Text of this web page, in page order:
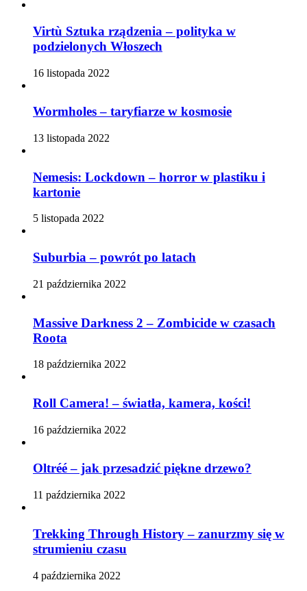
Virtù Sztuka rządzenia – polityka w
podzielonych Włoszech
16 listopada 2022
Wormholes – taryfiarze w kosmosie
13 listopada 2022
Nemesis: Lockdown – horror w plastiku i
kartonie
5 listopada 2022
Suburbia – powrót po latach
21 października 2022
Massive Darkness 2 – Zombicide w czasach
Roota
18 października 2022
Roll Camera! – światła, kamera, kości!
16 października 2022
Oltréé – jak przesadzić piękne drzewo?
11 października 2022
Trekking Through History – zanurzmy się w
strumieniu czasu
4 października 2022